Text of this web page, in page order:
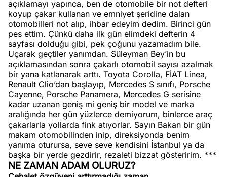
açıklamayı yapınca, ben de otomobile bir not defteri
koyup çakar kullanan ve emniyet şeridine dalan
otomobilleri not alıp, ihbar edeyim dedim. Birinci gün
pes ettim. Çünkü daha ilk gün elimdeki defterin 4
sayfası dolduğu gibi, pek çoğunu yazamadım bile.
Uçarak geçtiler yanımdan. Süleyman Bey’in bu
açıklamasından sonra çakarlı otomobil sayısı azalmak
bir yana katlanarak arttı. Toyota Corolla, FİAT Linea,
Renault Clio’dan başlayıp, Mercedes S sınıfı, Porsche
Cayenne, Porsche Panamera, Mercedes G serisine
kadar uzanan geniş mi geniş bir model ve marka
aralığında her gün yüzlerce demiyorum, binlerce araç
çakarlarla yollarda fink atıyorlar. Sayın Bakan bir gün
makam otomobilinden inip, direksiyonda benim
yanıma oturursa, seve seve kendisini İstanbul ya da
başka bir yerde gezdirir, rezaleti bizzat gösteririm. ***
NE ZAMAN ADAM OLURUZ?